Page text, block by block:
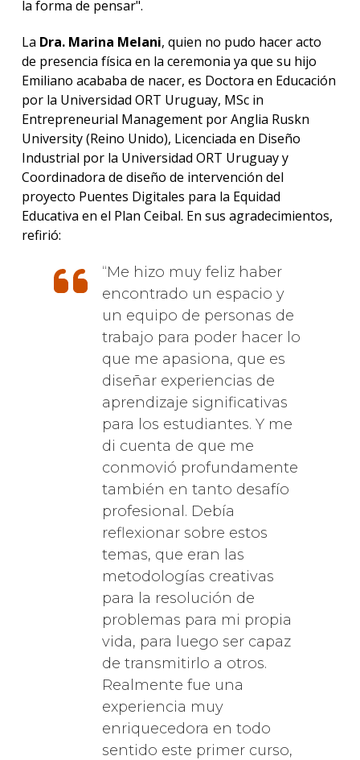
la forma de pensar".
La Dra. Marina Melani, quien no pudo hacer acto
de presencia física en la ceremonia ya que su hijo
Emiliano acababa de nacer, es Doctora en Educación
por la Universidad ORT Uruguay, MSc in
Entrepreneurial Management por Anglia Ruskn
University (Reino Unido), Licenciada en Diseño
Industrial por la Universidad ORT Uruguay y
Coordinadora de diseño de intervención del
proyecto Puentes Digitales para la Equidad
Educativa en el Plan Ceibal. En sus agradecimientos,
refirió:
Me hizo muy feliz haber
encontrado un espacio y
un equipo de personas de
trabajo para poder hacer lo
que me apasiona, que es
diseñar experiencias de
aprendizaje significativas
para los estudiantes. Y me
di cuenta de que me
conmovió profundamente
también en tanto desafío
profesional. Debía
reflexionar sobre estos
temas, que eran las
metodologías creativas
para la resolución de
problemas para mi propia
vida, para luego ser capaz
de transmitirlo a otros.
Realmente fue una
experiencia muy
enriquecedora en todo
sentido este primer curso,